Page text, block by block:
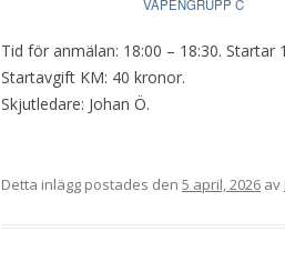
VAPENGRUPP C
Tid för anmälan: 18:00 – 18:30. Startar
Startavgift KM: 40 kronor.
Skjutledare: Johan Ö.
Detta inlägg postades den 5 april, 2026 av